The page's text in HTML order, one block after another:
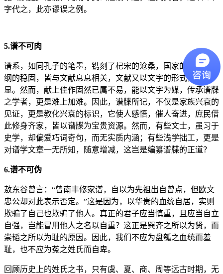
字代之，此亦谬误之例。
5.谱不可肉
谱系，如同孔子的笔墨，镌刻了杞宋的沧桑，国家的兴衰与纪
纲的稳固，皆与文献息息相关，文献又以文字的形式得以彰
显。然而，献上佳作固然已属不易，能以文字为媒，传承谱牒
之学者，更是难上加难。因此，谱牒所记，不仅是家族兴衰的
见证，更是教化兴衰的标识，它使人感悟，催人奋进，庶民借
此修身齐家，皆以谱牒为宝贵资源。然而，有些文士，虽习于
史学，却偏爱巧词奇句，而无实质内涵；有些浅学拙工，更是
对谱学文章一无所知，随意增减，这岂是编纂谱牒的正道？
6.谱不可伪
敖东谷曾言：“曾南丰修家谱，自以为先祖出自曾点，但欧文
忠公却对此表示否定。”这是因为，以华贵的血统自居，实则
欺骗了自己也欺骗了他人。真正的君子应当慎重，且应当自立
自强，岂能冒用他人之名以自重？这正是巽齐之所以为贤，而
崇韬之所以为耻的原因。因此，我们不应为盘瓠之血统而羞
耻，也不应为菟之姓氏而自卑。
回顾历史上的姓氏之书，只有虞、夏、商、周等远古时期，无